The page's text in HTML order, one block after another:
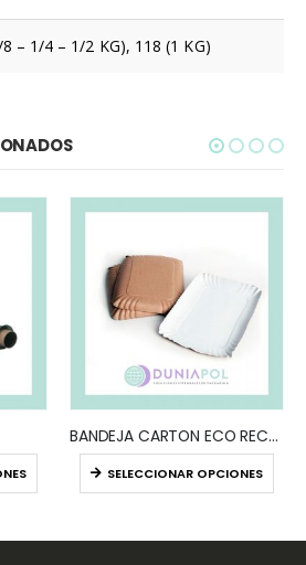
– 1/4 – 1/2 KG), 118 (1 KG)
BANDEJA CARTON ECO RECTANGULAR (x100)
SELECCIONAR OPCIONES